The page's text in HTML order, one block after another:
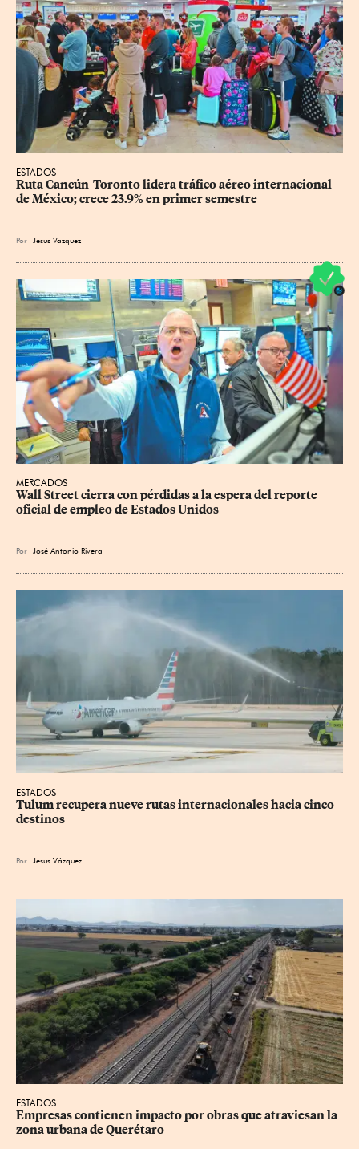
ESTADOS
Ruta Cancún-Toronto lidera tráfico aéreo internacional
de México; crece 23.9% en primer semestre
Por Jesus Vazquez
MERCADOS
Wall Street cierra con pérdidas a la espera del reporte
oficial de empleo de Estados Unidos
Por José Antonio Rivera
ESTADOS
Tulum recupera nueve rutas internacionales hacia cinco
destinos
Por Jesus Vázquez
ESTADOS
Empresas contienen impacto por obras que atraviesan la
zona urbana de Querétaro